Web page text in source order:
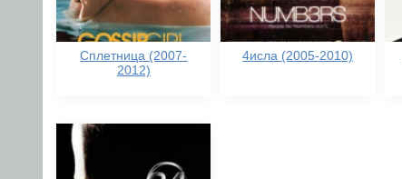
Сплетница (2007-
2012)
4исла (2005-2010)